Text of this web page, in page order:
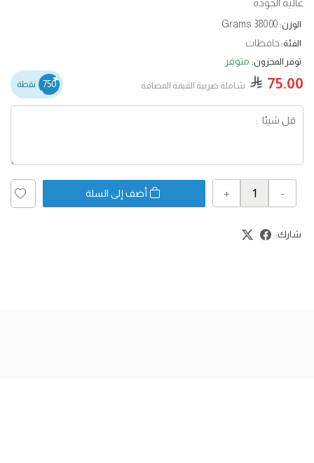
الوزن: 380.00 Grams
الفئة: حافظات
توفر المخزون: متوفر
75.00 شاملة ضربية القيمة المضافة 750 نقطة
-
+ أضف إلى السلة
شارك: